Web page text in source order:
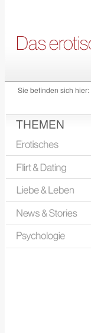
Sie befinden sich hier:
THEMEN